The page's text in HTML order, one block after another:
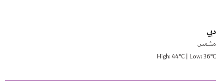
دبي
مشمس
High: 44°C | Low: 36°C